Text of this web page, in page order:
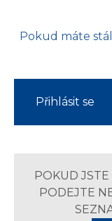
Pokud máte
Přihlásit se
POKUD JSTE
PODEJTE